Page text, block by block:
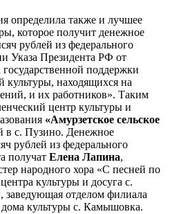
определила также и лучшее
которое получит денежное
рублей из федерального
Указа Президента РФ от
поддержки
находящихся на
и их работников». Таким
центр культуры и
«Амурзетское сельское
в с. Пузино. Денежное
рублей из федерального
получат Елена Лапина,
народного хора «С песней по
культуры и досуга с.
, заведующая отделом филиала
дома культуры с. Камышовка.